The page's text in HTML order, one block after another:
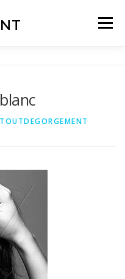
Menu
TOUTDEGORGEMENT